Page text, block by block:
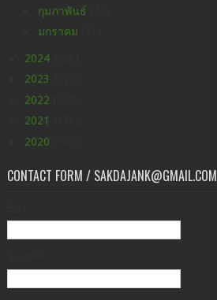
กุมภาพันธ์
มกราคม
2024
2023
2022
2021
2020
CONTACT FORM / SAKDAJANK@GMAIL.COM